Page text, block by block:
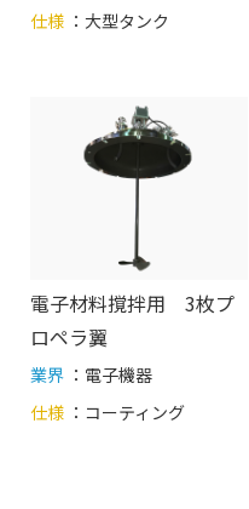
仕様 ： 大型タンク
電子材料撹拌用 3枚プ
ロペラ翼
業界 ：電子機器
仕様 ： コーティング